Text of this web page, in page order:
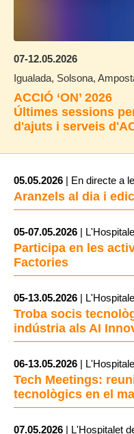
07-12.05.2026
Igualada, Solsona,
ACCIÓ ‘ON’ 2026
Últimes sessions
d'ajuts i serveis
05.05.2026 | En directe a
Aranzels al dia i
05-07.05.2026 |
Participa en les
Factories
05-13.05.2026 |
Troba socis
indústria als AI
06-13.05.2026 |
Tech Meetings:
tecnològics en el
07.05.2026 | L'Hospitalet